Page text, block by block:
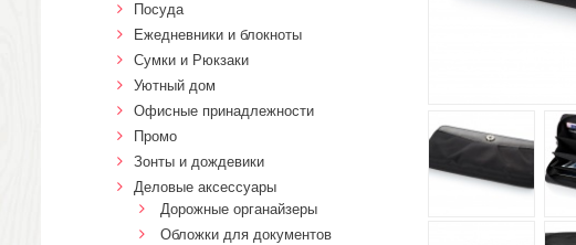
Посуда
Ежедневники и блокноты
Сумки и Рюкзаки
Уютный дом
Офисные принадлежности
Промо
Зонты и дождевики
Деловые аксессуары
Дорожные органайзеры
Обложки для документов